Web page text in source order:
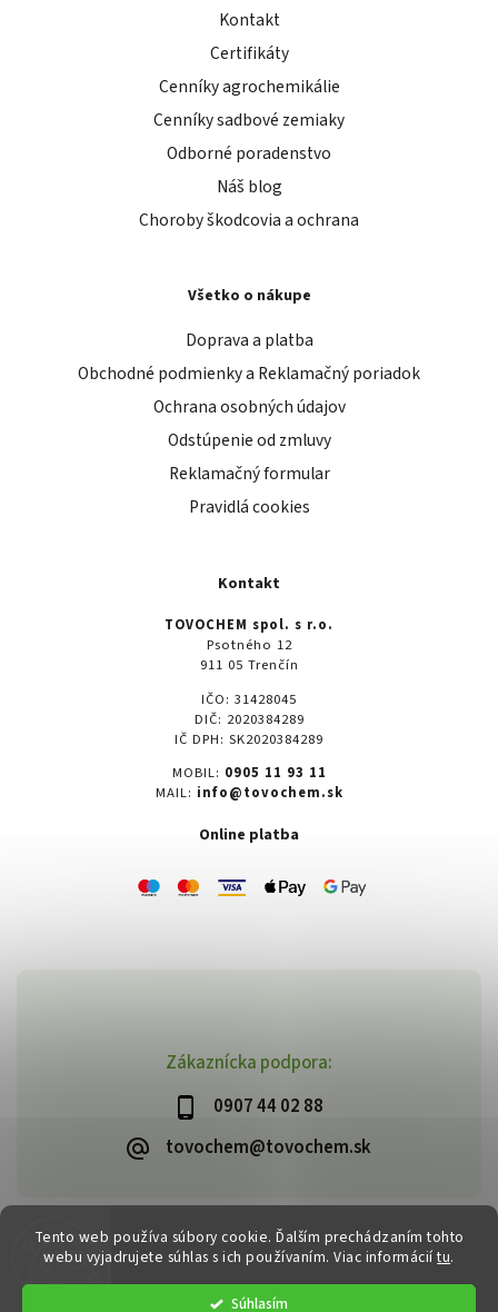
Tento web používa súbory cookie. Ďalším prechádzaním tohto
webu vyjadrujete súhlas s ich používaním. Viac informáciítu.
Súhlasím
Zákaznícka podpora:
0907 44 02 88
tovochem@tovochem.sk
Kontakt
Certifikáty
Cenníky agrochemikálie
Cenníky sadbové zemiaky
Odborné poradenstvo
Náš blog
Choroby škodcovia a ochrana
Všetko o nákupe
Doprava a platba
Obchodné podmienky a Reklamačný poriadok
Ochrana osobných údajov
Odstúpenie od zmluvy
Reklamačný formular
Pravidlá cookies
Kontakt
TOVOCHEM spol. s r.o.
Psotného 12
911 05 Trenčín
IČO: 31428045
DIČ: 2020384289
IČ DPH: SK2020384289
MOBIL: 0905 11 93 11
MAIL: info@tovochem.sk
Online platba
Copyright 2026TOVOCHEM.sk. Všetky práva vyhradené.